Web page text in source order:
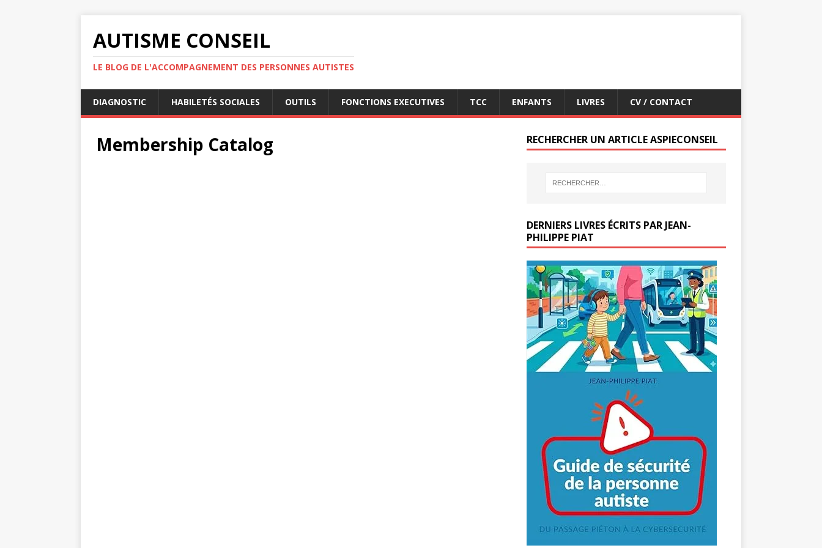
AUTISME CONSEIL
LE BLOG DE L'ACCOMPAGNEMENT DES PERSONNES AUTISTES
DIAGNOSTIC HABILETÉS SOCIALES OUTILS FONCTIONS EXECUTIVES TCC ENFANTS LIVRES CV / CONTACT
Membership Catalog RECHERCHER UN ARTICLE ASPIECONSEIL
DERNIERS LIVRES ÉCRITS PAR JEAN-
PHILIPPE PIAT